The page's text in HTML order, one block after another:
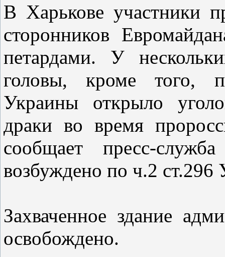
В Харькове участники
сторонников
петардами. У
головы, кроме того,
Украины открыло
драки во время
сообщает пресс-
возбуждено по ч.2
Захваченное здание
освобождено.